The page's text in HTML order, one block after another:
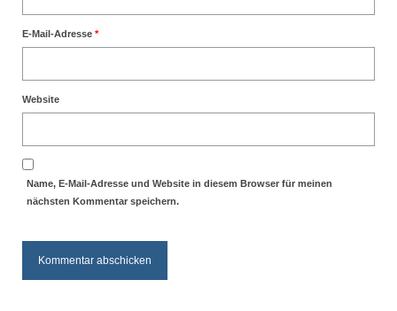
E-Mail-Adresse *
Website
Name, E-Mail-Adresse und Website in diesem Browser für meinen
nächsten Kommentar speichern.